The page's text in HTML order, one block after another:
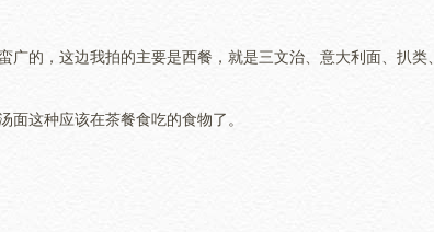
的，这边我拍的主要是西餐，就是三文治、意大利面、扒类、
这种应该在茶餐食吃的食物了。